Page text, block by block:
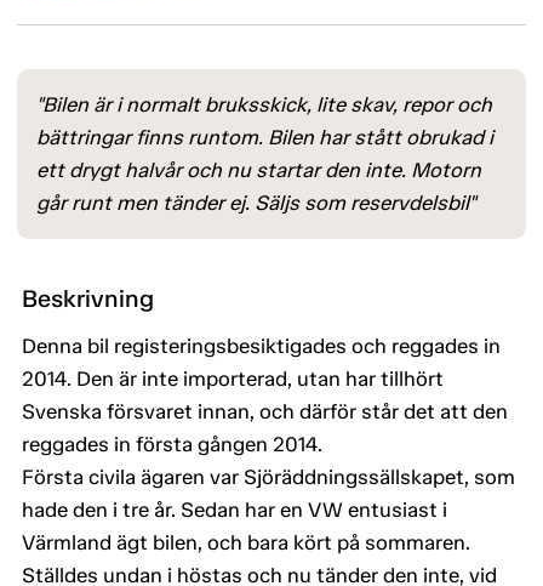
"Bilen är i normalt bruksskick, lite skav, repor och
bättringar finns runtom. Bilen har stått obrukad i
ett drygt halvår och nu startar den inte. Motorn
går runt men tänder ej. Säljs som reservdelsbil"
Beskrivning
Denna bil registeringsbesiktigades och reggades in
2014. Den är inte importerad, utan har tillhört
Svenska försvaret innan, och därför står det att den
reggades in första gången 2014.
Första civila ägaren var Sjöräddningssällskapet, som
hade den i tre år. Sedan har en VW entusiast i
Värmland ägt bilen, och bara kört på sommaren.
Ställdes undan i höstas och nu tänder den inte, vid